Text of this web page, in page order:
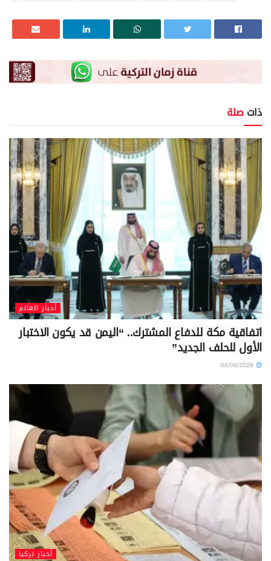
ذات صلة
أخبار العالم
اتفاقية مكة للدفاع المشترك.. “اليمن قد يكون الاختبار
الأول للحلف الجديد”
أخبار تركيا